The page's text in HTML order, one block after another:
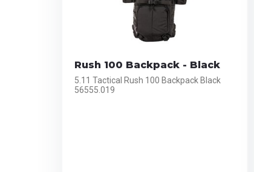
Rush 100 Backpack - Black
5.11 Tactical Rush 100 Backpack Black
56555.019